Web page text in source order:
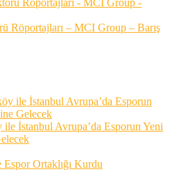
Röportajları – MCI Group – Barış
ile İstanbul Avrupa’da Esporun Yeni
Ortaklığı Kurdu